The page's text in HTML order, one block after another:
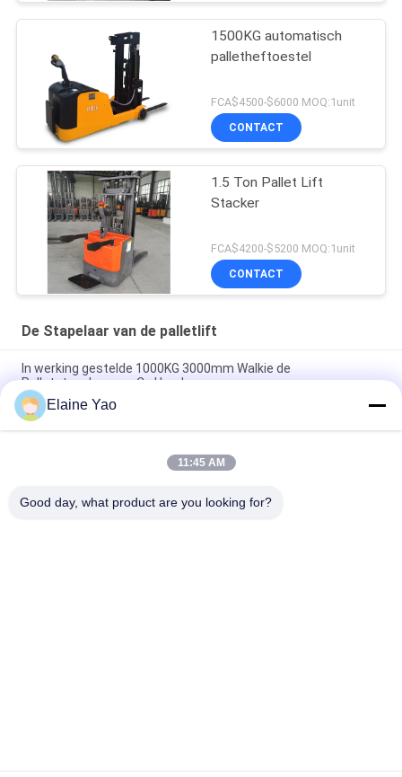
1500KG automatisch
palletheftoestel
FCA$4500-$6000 MOQ:1unit
CONTACT
1.5 Ton Pallet Lift
Stacker
FCA$4200-$5200 MOQ:1unit
CONTACT
De Stapelaar van de palletlift
In werking gestelde 1000KG 3000mm Walkie de
Palletstapelaar van Ce Hand
De Gang van MOS Control Standing 2T 4.5m achter de
Stapelaar van de Palletlift
De logistiek door:sturen 2000KG 6M Counterbalance Electric
Elaine Yao
11:45 AM
Good day, what product are you looking for?